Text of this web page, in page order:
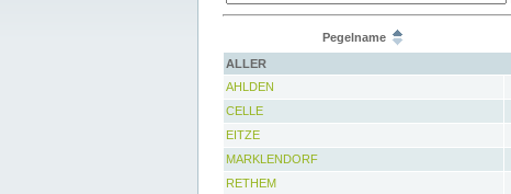
Pegelname
ALLER
AHLDEN
CELLE
EITZE
MARKLENDORF
RETHEM